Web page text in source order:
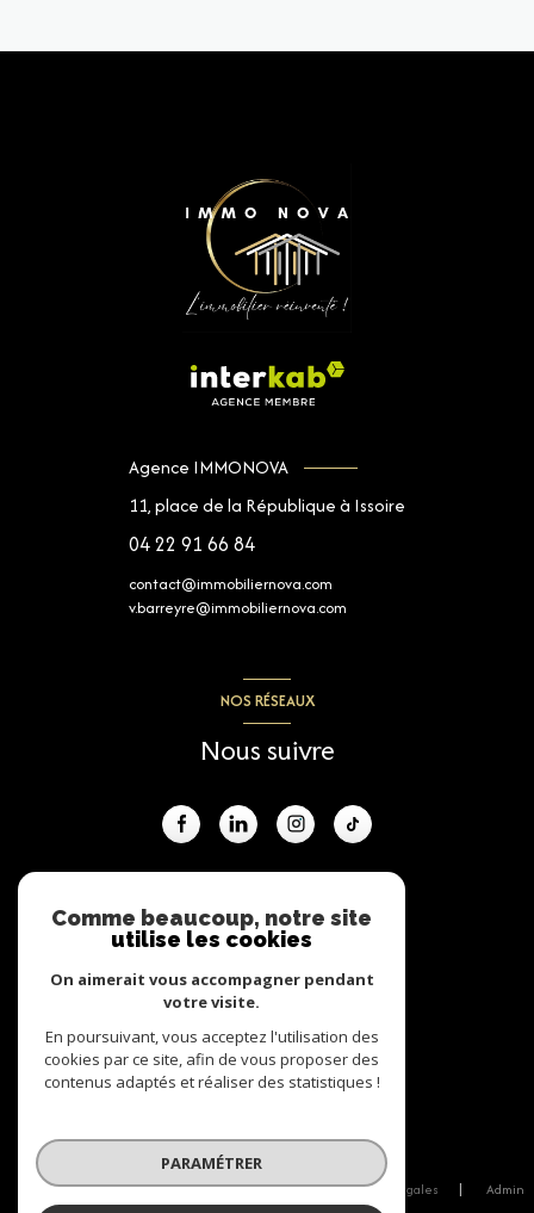
Agence IMMONOVA
11, place de la République à Issoire
04 22 91 66 84
contact@immobiliernova.com
v.barreyre@immobiliernova.com
NOS RÉSEAUX
Nous suivre
ADHÉRENTS
© 2026 | Tous droits réservés
Nos honoraires
Nos partenaires Mentions légales
Admin
Comme beaucoup, notre site
utilise les cookies
On aimerait vous accompagner pendant
votre visite.
En poursuivant, vous acceptez l'utilisation des
cookies par ce site, afin de vous proposer des
contenus adaptés et réaliser des statistiques !
PARAMÉTRER